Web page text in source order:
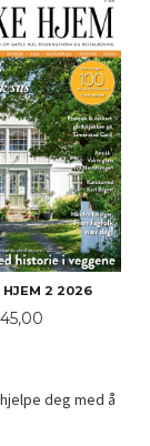
HJEM 2 2026
deg med å